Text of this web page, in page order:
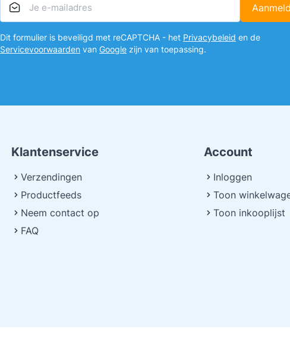
Dit formulier is beveiligd met reCAPTCHA - het Privacybeleid en de
Servicevoorwaarden van Google zijn van toepassing.
Klantenservice
Verzendingen
Productfeeds
Neem contact op
FAQ
Account
Inloggen
Toon
Toon inkooplijst